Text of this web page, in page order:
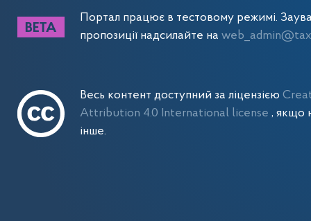
Портал працює в тестовому режимі.
пропозиції надсилайте на
Весь контент доступний за ліцензією
Attribution 4.0 International license , якщо
інше.